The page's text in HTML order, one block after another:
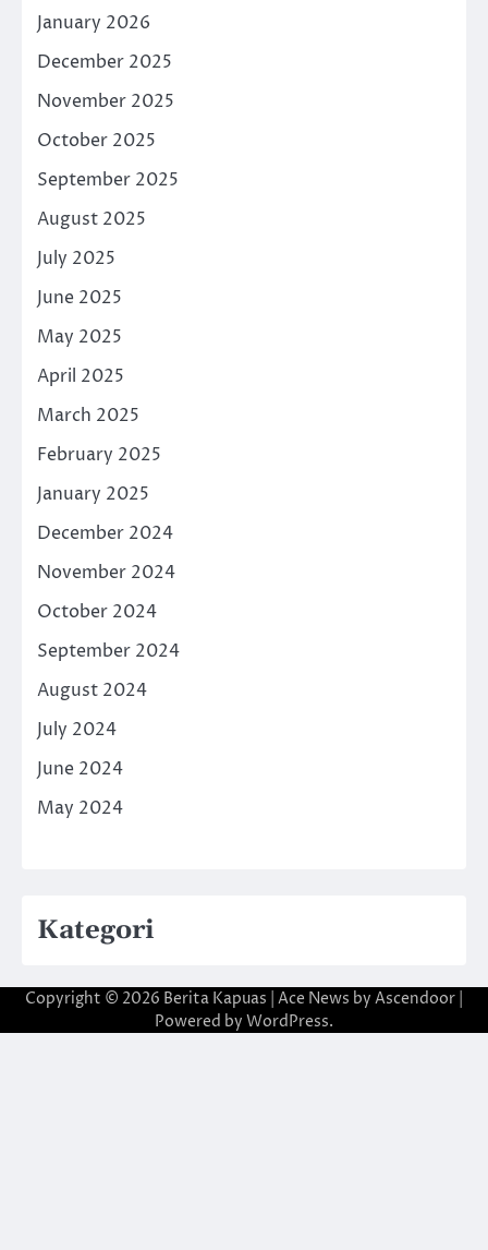
January 2026
December 2025
November 2025
October 2025
September 2025
August 2025
July 2025
June 2025
May 2025
April 2025
March 2025
February 2025
January 2025
December 2024
November 2024
October 2024
September 2024
August 2024
July 2024
June 2024
May 2024
Kategori
Copyright © 2026 Berita Kapuas | Ace News by Ascendoor
Powered by WordPress.